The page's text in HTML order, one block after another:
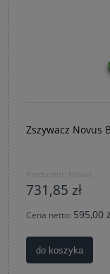
Zszywacz Novus
Producent: Novus
731,85 zł
Cena netto: 595,00
do koszyka